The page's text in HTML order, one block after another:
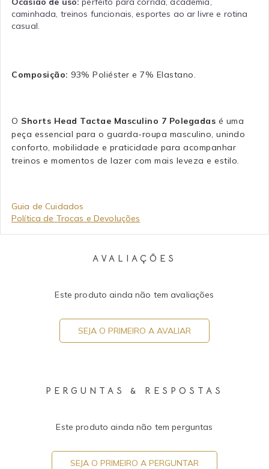
caminhada, treinos funcionais, esportes ao ar livre e rotina
casual.
Composição: 93% Poliéster e 7% Elastano.
O Shorts Head Tactae Masculino 7 Polegadas é uma
peça essencial para o guarda-roupa masculino, unindo
conforto, mobilidade e praticidade para acompanhar
treinos e momentos de lazer com mais leveza e estilo.
Guia de Cuidados
Política de Trocas e Devoluções
AVALIAÇÕES
Este produto ainda não tem avaliações
SEJA O PRIMEIRO A AVALIAR
PERGUNTAS & RESPOSTAS
Este produto ainda não tem perguntas
SEJA O PRIMEIRO A PERGUNTAR